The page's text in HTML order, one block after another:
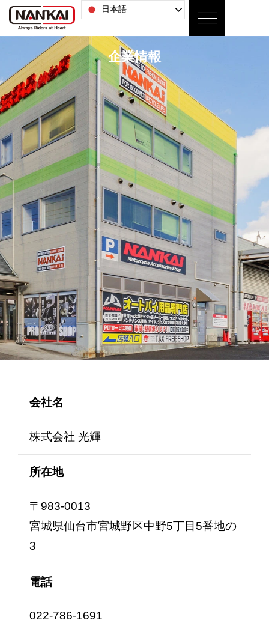
日本語
企業情報
会社名
株式会社 光輝
所在地
〒983-0013
宮城県仙台市宮城野区中野5丁目5番地の
3
電話
022-786-1691